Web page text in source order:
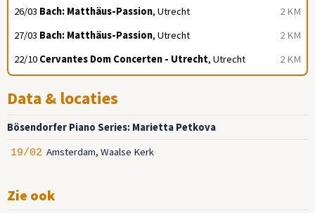
2 KM
26/03 Bach: Matthäus-Passion, Utrecht
2 KM
27/03 Bach: Matthäus-Passion, Utrecht
2 KM
22/10 Cervantes Dom Concerten - Utrecht, Utrecht
Data & locaties
Bösendorfer Piano Series: Marietta Petkova
19/02 Amsterdam, Waalse Kerk
Zie ook